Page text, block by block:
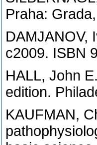
Praha:
DAMJANOV,
c2009. ISBN
HALL, John
edition.
KAUFMAN,